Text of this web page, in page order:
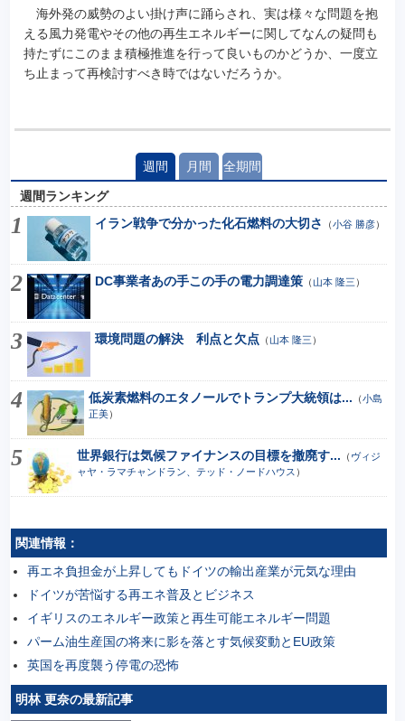
海外発の威勢のよい掛け声に踊らされ、実は様々な問題を抱
える風力発電やその他の再生エネルギーに関してなんの疑問も
持たずにこのまま積極推進を行って良いものかどうか、一度立
ち止まって再検討すべき時ではないだろうか。
週間 月間 全期間
週間ランキング
イラン戦争で分かった化石燃料の大切さ
（小谷 勝彦）
DC事業者あの手この手の電力調達策（山本 隆三 ）
環境問題の解決 利点と欠点 （山本 隆三 ）
低炭素燃料のエタノールでトランプ大統領は... （小島
正美）
世界銀行は気候ファイナンスの目標を撤廃す... （ ヴィジ
ャヤ・ラマチャンドラン、テッド・ノードハウス ）
関連情報：
再エネ負担金が上昇してもドイツの輸出産業が元気な理由
ドイツが苦悩する再エネ普及とビジネス
イギリスのエネルギー政策と再生可能エネルギー問題
パーム油生産国の将来に影を落とす気候変動とEU政策
英国を再度襲う停電の恐怖
明林 更奈の最新記事